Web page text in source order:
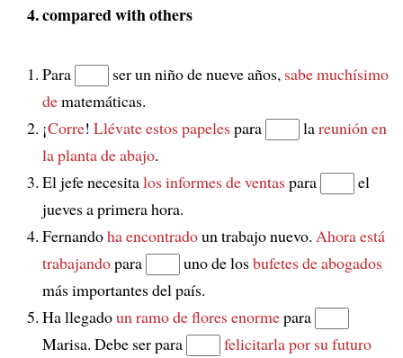
compared with others
Para ser un niño de nueve años, sabe muchísimo
dematemáticas.
¡Corre! Llévate estos papelespara lareunión en
la planta de abajo.
El jefe necesitalos informes de ventaspara
el
jueves a primera hora.
Fernandoha encontradoun trabajo nuevo. Ahora está
trabajandopara uno de losbufetes de abogados
más importantes del país.
Ha llegadoun ramo de flores enormepara
Marisa. Debe ser para
felicitarlapor su futuro